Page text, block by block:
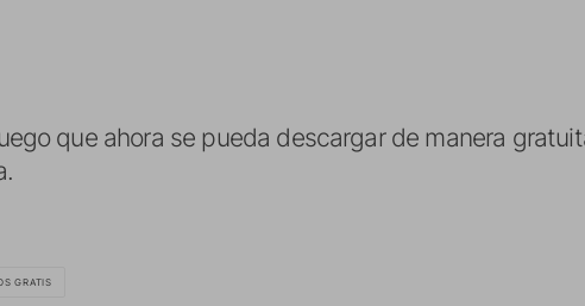
que ahora se pueda descargar de manera
GRATIS